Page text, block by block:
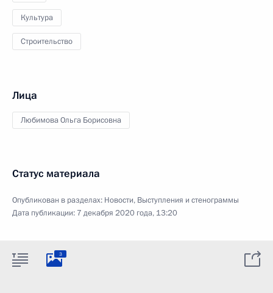
Культура
Строительство
Лица
Любимова Ольга Борисовна
Статус материала
Опубликован в разделах: Новости, Выступления и стенограммы
Дата публикации: 7 декабря 2020 года, 13:20
3